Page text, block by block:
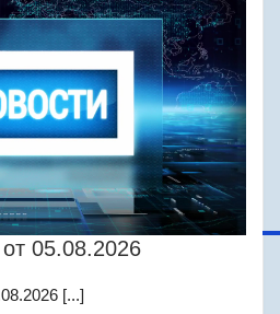
05.08.2026
[...]